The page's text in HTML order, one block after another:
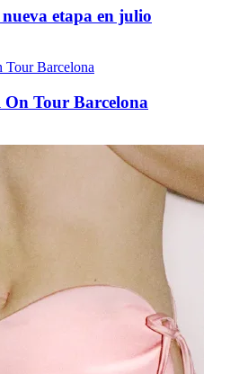
etapa en julio
Tour Barcelona